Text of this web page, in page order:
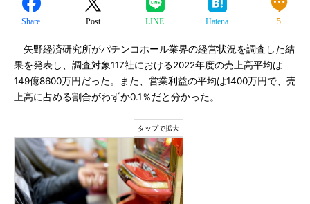
Share Post LINE Hatena 5
矢野経済研究所がパチンコホール業界の経営状況を調査した結
果を発表し、調査対象117社における2022年度の売上高平均は
149億8600万円だった。また、営業利益の平均は1400万円で、売
上高に占める割合がわずか0.1％だと分かった。